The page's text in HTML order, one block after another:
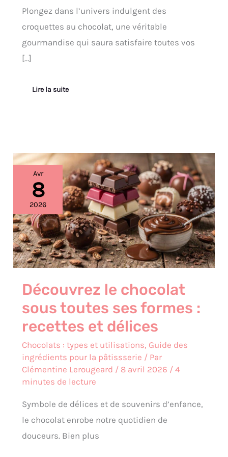
Plongez dans l’univers indulgent des
croquettes au chocolat, une véritable
gourmandise qui saura satisfaire toutes vos
[…]
Lire la suite
Avr
8
2026
Découvrez le chocolat
sous toutes ses formes :
recettes et délices
Chocolats : types et utilisations, Guide des
ingrédients pour la pâtissserie / Par
Clémentine Lerougeard / 8 avril 2026 /4
minutes de lecture
Symbole de délices et de souvenirs d’enfance,
le chocolat enrobe notre quotidien de
douceurs. Bien plus
Découvrez
le
chocolat
sous
toutes
ses
formes
:
recettes
et
délices